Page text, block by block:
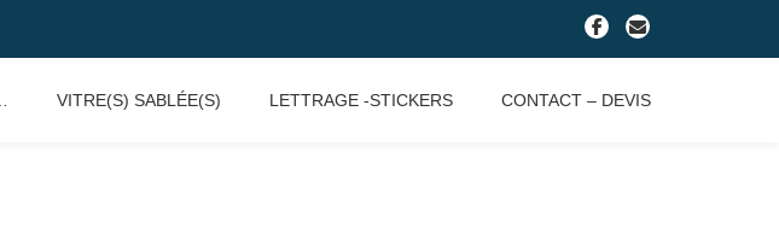
fa-
facebook
fa-
envelope
VITRE(S) SABLÉE(S) LETTRAGE -STICKERS CONTACT – DEVIS